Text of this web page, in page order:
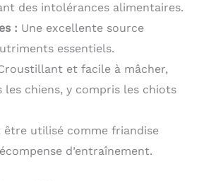
des intolérances alimentaires.
: Une excellente source
essentiels.
et facile à mâcher,
chiens, y compris les chiots
être utilisé comme friandise
d’entraînement.